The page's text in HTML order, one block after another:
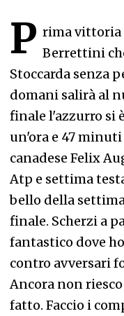
P rima vittoria
Berrettini
Stoccarda senza
domani salirà al
finale l'azzurro si
un'ora e 47
canadese Felix
Atp e settima
bello della
finale. Scherzi a
fantastico dove
contro avversari
Ancora non
fatto. Faccio i